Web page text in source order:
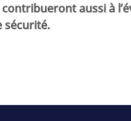
aussi à
sécurité.